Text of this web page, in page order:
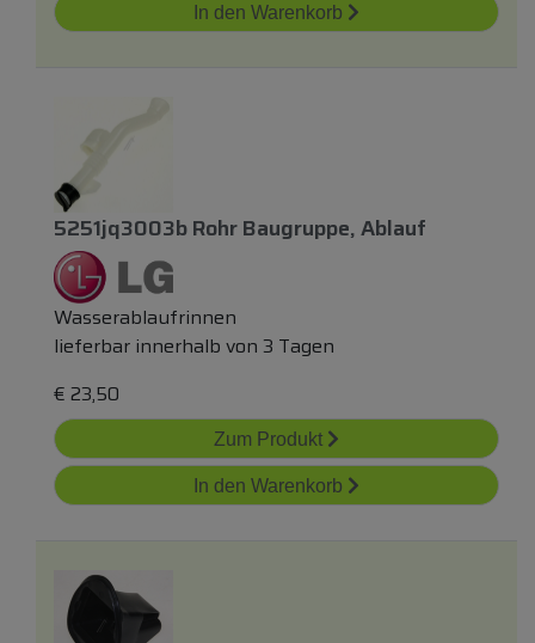
In den Warenkorb
5251jq3003b Rohr Baugruppe, Ablauf
Wasserablaufrinnen
lieferbar innerhalb von 3 Tagen
€ 23,50
Zum Produkt
In den Warenkorb